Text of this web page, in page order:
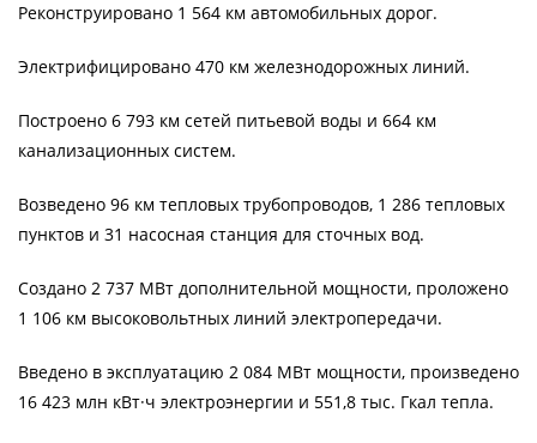
Реконструировано 1 564 км автомобильных дорог.
Электрифицировано 470 км железнодорожных линий.
Построено 6 793 км сетей питьевой воды и 664 км
канализационных систем.
Возведено 96 км тепловых трубопроводов, 1 286 тепловых
пунктов и 31 насосная станция для сточных вод.
Создано 2 737 МВт дополнительной мощности, проложено
1 106 км высоковольтных линий электропередачи.
Введено в эксплуатацию 2 084 МВт мощности, произведено
16 423 млн кВт·ч электроэнергии и 551,8 тыс. Гкал тепла.